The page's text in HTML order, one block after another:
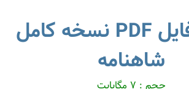
دانلود فایل PDF نسخه کامل
شاهنامه
حجم : ۷ مگابایت